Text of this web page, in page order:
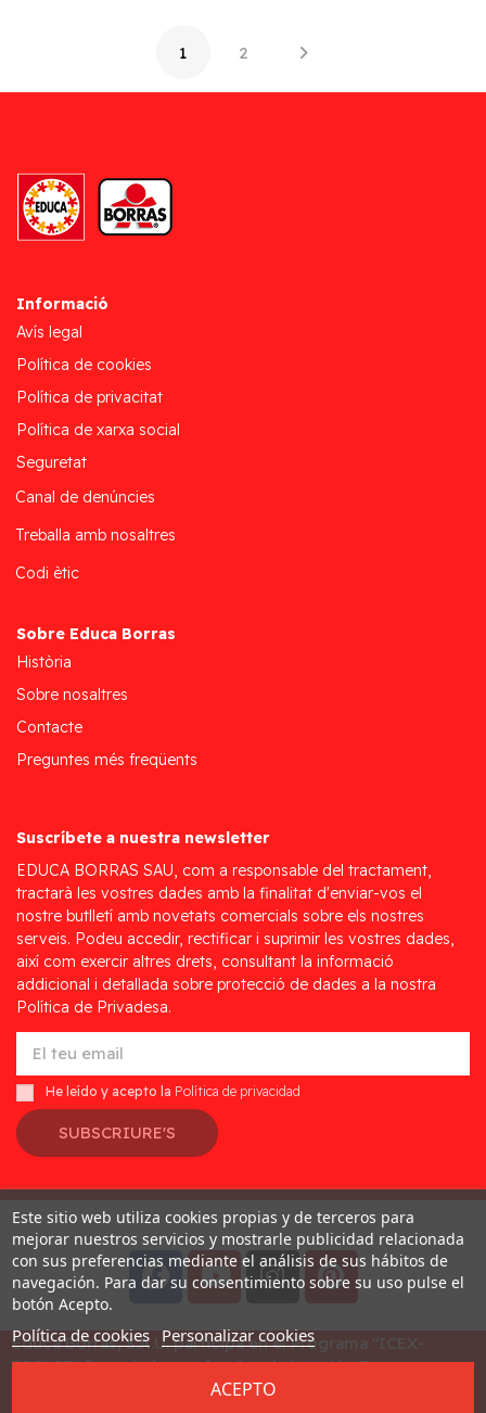
1 2
Informació
Avís legal
Política de cookies
Política de privacitat
Política de xarxa social
Seguretat
Canal de denúncies
Treballa amb nosaltres
Codi ètic
Sobre Educa Borras
Història
Sobre nosaltres
Contacte
Preguntes més freqüents
Suscríbete a nuestra newsletter
EDUCA BORRAS SAU, com a responsable del tractament,
tractarà les vostres dades amb la finalitat d'enviar-vos el
nostre butlletí amb novetats comercials sobre els nostres
serveis. Podeu accedir, rectificar i suprimir les vostres dades,
així com exercir altres drets, consultant la informació
addicional i detallada sobre protecció de dades a la nostra
Política de Privadesa.
He leído y acepto la Política de privacidad
SUBSCRIURE'S
Desarrollado porAddis
Educa Borras, S.A.U. participa en el Programa "ICEX-
BREXIT" financiado por fondos de la Unión Europea, para
mitigar las consecuencias adversas de la retirada del
Este sitio web utiliza cookies propias y de terceros para
mejorar nuestros servicios y mostrarle publicidad relacionada
con sus preferencias mediante el análisis de sus hábitos de
navegación. Para dar su consentimiento sobre su uso pulse el
botón Acepto.
Política de cookies Personalizar cookies
ACEPTO